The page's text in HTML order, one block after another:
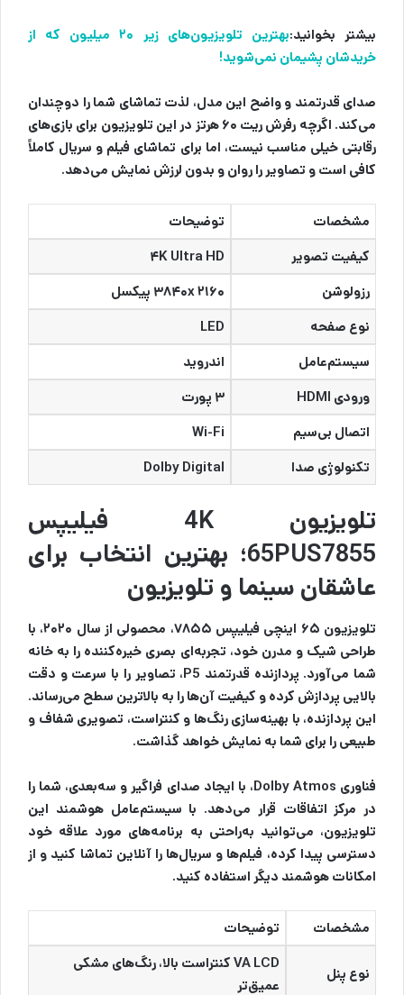
بیشتر بخوانید:
بهترین تلویزیون‌های زیر ۲۰ میلیون که از
خریدشان پشیمان نمی‌شوید!
صدای قدرتمند و واضح این مدل، لذت تماشای شما را دوچندان
می‌کند. اگرچه رفرش ریت ۶۰ هرتز در این تلویزیون برای بازی‌های
رقابتی خیلی مناسب نیست، اما برای تماشای فیلم و سریال کاملاً
کافی است و تصاویر را روان و بدون لرزش نمایش می‌دهد.
مشخصات
توضیحات
کیفیت تصویر
۴K Ultra HD
رزولوشن
۳۸۴۰x ۲۱۶۰ پیکسل
نوع صفحه
LED
سیستم‌عامل
اندروید
ورودی HDMI
۳ پورت
اتصال بی‌سیم
Wi-Fi
تکنولوژی صدا
Dolby Digital
تلویزیون 4K فیلیپس
65PUS7855؛ بهترین انتخاب برای
عاشقان سینما و تلویزیون
تلویزیون ۶۵ اینچی فیلیپس ۷۸۵۵، محصولی از سال ۲۰۲۰، با
طراحی شیک و مدرن خود، تجربه‌ای بصری خیره‌کننده را به خانه
شما می‌آورد. پردازنده قدرتمند P5، تصاویر را با سرعت و دقت
بالایی پردازش کرده و کیفیت آن‌ها را به بالاترین سطح می‌رساند.
این پردازنده، با بهینه‌سازی رنگ‌ها و کنتراست، تصویری شفاف و
طبیعی را برای شما به نمایش خواهد گذاشت.
فناوری Dolby Atmos، با ایجاد صدای فراگیر و سه‌بعدی، شما را
در مرکز اتفاقات قرار می‌دهد. با سیستم‌عامل هوشمند این
تلویزیون، می‌توانید به‌راحتی به برنامه‌های مورد علاقه خود
دسترسی پیدا کرده، فیلم‌ها و سریال‌ها را آنلاین تماشا کنید و از
امکانات هوشمند دیگر استفاده کنید.
مشخصات توضیحات
نوع پنل
VA LCD کنتراست بالا، رنگ‌های مشکی
عمیق‌تر